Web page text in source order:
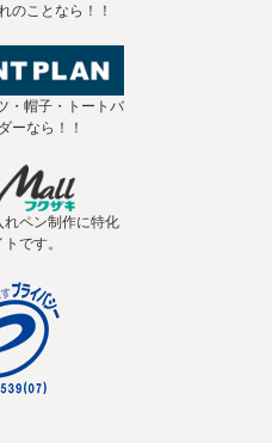
のことなら！！
・帽子・トートバ
ーなら！！
れペン制作に特化
です。